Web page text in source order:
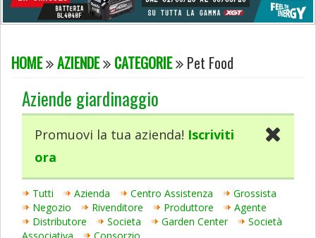
HOME AZIENDE CATEGORIE Pet Food
Aziende giardinaggio
Promuovi la tua azienda! Iscriviti
ora
Tutti Azienda Centro Assistenza
Grossista
Negozio
Rivenditore Produttore
Agente
Distributore
Societa Garden Center
Società